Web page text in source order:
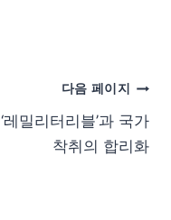
다음 페이지
‘레밀리터리블’과 국가
착취의 합리화